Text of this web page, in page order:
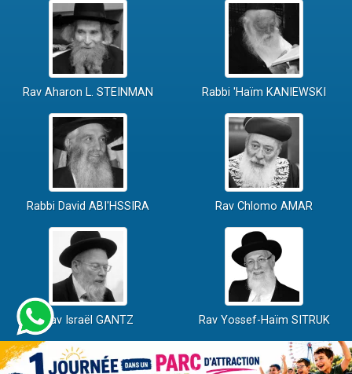
Rav Aharon L. STEINMAN Rabbi 'Haïm KANIEWSKI
Rabbi David ABI'HSSIRA Rav Chlomo AMAR
Rav Israël GANTZ Rav Yossef-Haïm SITRUK